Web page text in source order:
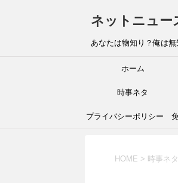
ネットニュー
あなたは物知り？俺は
ホーム
時事ネタ
プライバシーポリシー
HOME > 時事ネタ